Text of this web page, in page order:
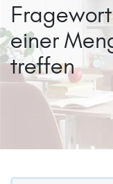
einer
treffen